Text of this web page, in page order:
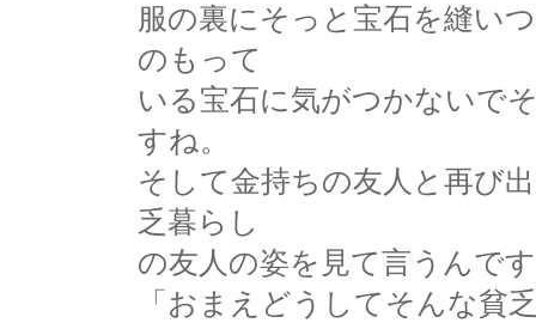
服の裏にそっと宝石を縫い
のもって
いる宝石に気がつかないで
すね。
そして金持ちの友人と再び
乏暮らし
の友人の姿を見て言うんで
「おまえどうしてそんな